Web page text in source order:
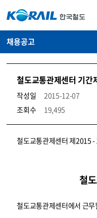
채용공고
철도교통관제센터 기간
작성일
2015-12-07
조회수
19,495
코레일소개_경영공시_채용공고 상세보기 – 내용, 파일, 담당자 연락처로 구성
철도교통관제센터 제2015 -
철
철도교통관제센터에서 근